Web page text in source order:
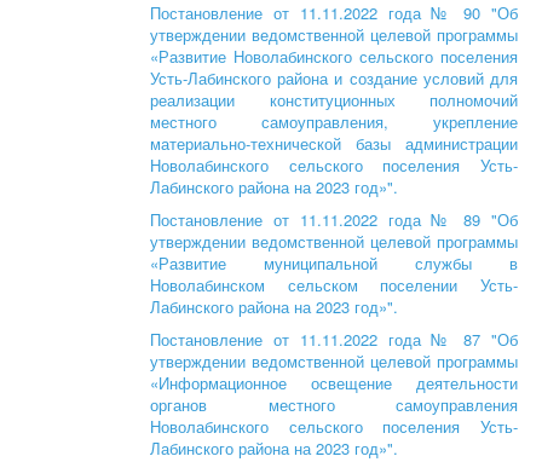
Постановление от 11.11.2022 года № 90 "Об
утверждении ведомственной целевой программы
«Развитие Новолабинского сельского поселения
Усть-Лабинского района и создание условий для
реализации конституционных полномочий
местного самоуправления, укрепление
материально-технической базы администрации
Новолабинского сельского поселения Усть-
Лабинского района на 2023 год»".
Постановление от 11.11.2022 года № 89 "Об
утверждении ведомственной целевой программы
«Развитие муниципальной службы в
Новолабинском сельском поселении Усть-
Лабинского района на 2023 год»".
Постановление от 11.11.2022 года № 87 "Об
утверждении ведомственной целевой программы
«Информационное освещение деятельности
органов местного самоуправления
Новолабинского сельского поселения Усть-
Лабинского района на 2023 год»".